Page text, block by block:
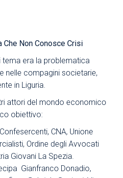
Che Non Conosce Crisi
tema era la problematica
nelle compagini societarie,
in Liguria.
attori del mondo economico
obiettivo:
CNA, Unione
Ordine degli Avvocati
Giovani La Spezia.
Gianfranco Donadio,